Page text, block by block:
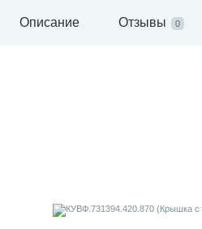
Описание Отзывы 0